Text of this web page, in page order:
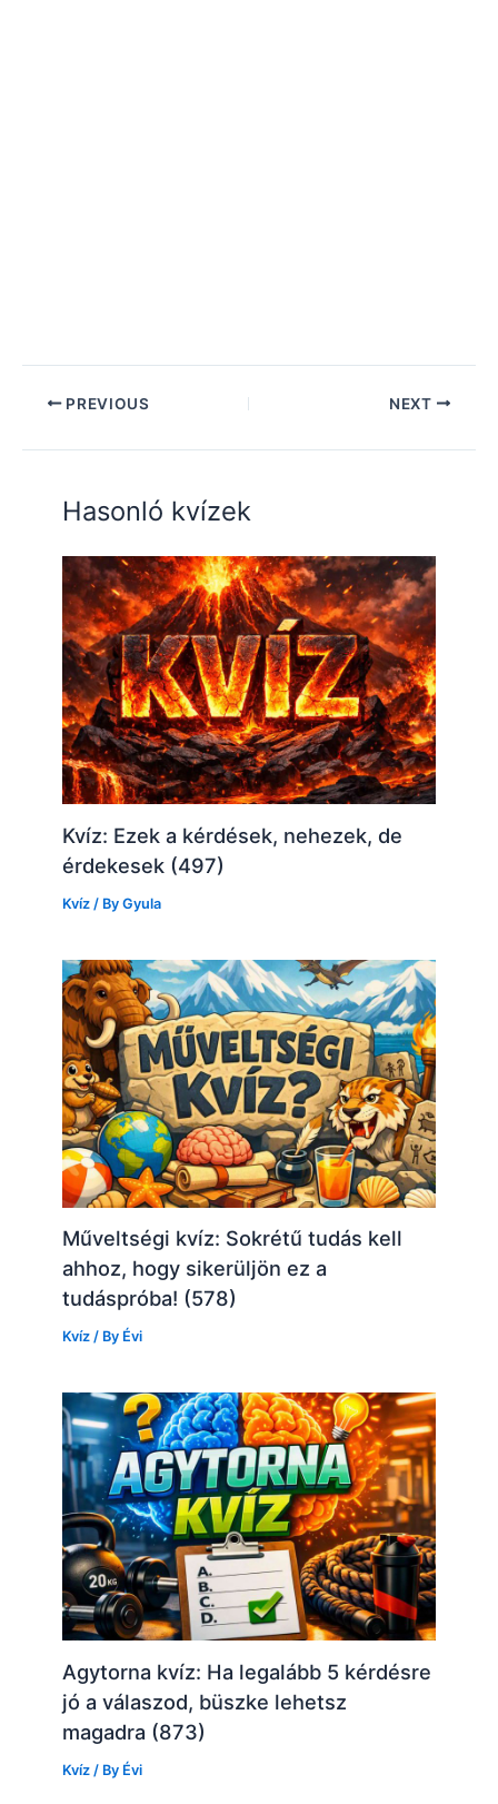
PREVIOUS NEXT
Hasonló kvízek
Kvíz: Ezek a kérdések, nehezek, de
érdekesek (497)
Kvíz / ByGyula
Műveltségi kvíz: Sokrétű tudás kell
ahhoz, hogy sikerüljön ez a
tudáspróba! (578)
Kvíz / By Évi
Agytorna kvíz: Ha legalább 5 kérdésre
jó a válaszod, büszke lehetsz
magadra (873)
Kvíz / By Évi